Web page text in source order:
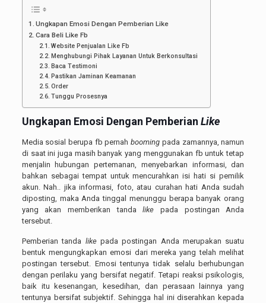
Ungkapan Emosi Dengan Pemberian Like
Cara Beli Like Fb
Website Penjualan Like Fb
Menghubungi Pihak Layanan Untuk Berkonsultasi
Baca Testimoni
Pastikan Jaminan Keamanan
Order
Tunggu Prosesnya
Ungkapan Emosi Dengan Pemberian Like
Media sosial berupa fb pernahbooming pada zamannya, namun
di saat ini juga masih banyak yang menggunakan fb untuk tetap
menjalin hubungan pertemanan, menyebarkan informasi, dan
bahkan sebagai tempat untuk mencurahkan isi hati si pemilik
akun. Nah.. jika informasi, foto, atau curahan hati Anda sudah
diposting, maka Anda tinggal menunggu berapa banyak orang
yang akan memberikan tandalike pada postingan Anda
tersebut.
Pemberian tanda likepada postingan Anda merupakan suatu
bentuk mengungkapkan emosi dari mereka yang telah melihat
postingan tersebut. Emosi tentunya tidak selalu berhubungan
dengan perilaku yang bersifat negatif. Tetapi reaksi psikologis,
baik itu kesenangan, kesedihan, dan perasaan lainnya yang
tentunya bersifat subjektif. Sehingga hal ini diserahkan kepada